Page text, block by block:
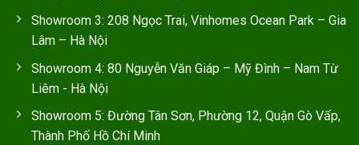
Showroom 3: 208 Ngọc Trai, Vinhomes Ocean Park – Gia
Lâm – Hà Nội
Showroom 4: 80 Nguyễn Văn Giáp – Mỹ Đình – Nam Từ
Liêm - Hà Nội
Showroom 5: Đường Tân Sơn, Phường 12, Quận Gò Vấp,
Thành Phố Hồ Chí Minh